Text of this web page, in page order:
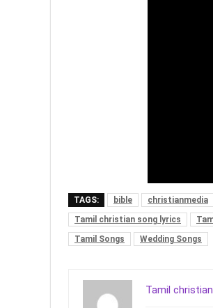
TAGS: bible christianmedia
Tamil christian song lyrics
Tamil Songs
Wedding Songs
Tamil